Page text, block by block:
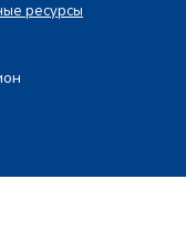
ресурсы